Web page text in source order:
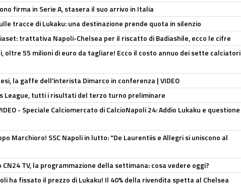
firma in Serie A, stasera il suo arrivo in Italia
tracce di Lukaku: una destinazione prende quota in silenzio
trattativa Napoli-Chelsea per il riscatto di Badiashile, ecco le cifre
oltre 55 milioni di euro da tagliare! Ecco il costo annuo dei sette calciatori
la gaffe dell'interista Dimarco in conferenza | VIDEO
League, tutti i risultati del terzo turno preliminare
- Speciale Calciomercato di CalcioNapoli 24: Addio Lukaku e questione
Marchioro! SSC Napoli in lutto: "De Laurentiis e Allegri si uniscono al
CN24 TV, la programmazione della settimana: cosa vedere oggi?
ha fissato il prezzo di Lukaku! Il 40% della rivendita spetta al Chelsea